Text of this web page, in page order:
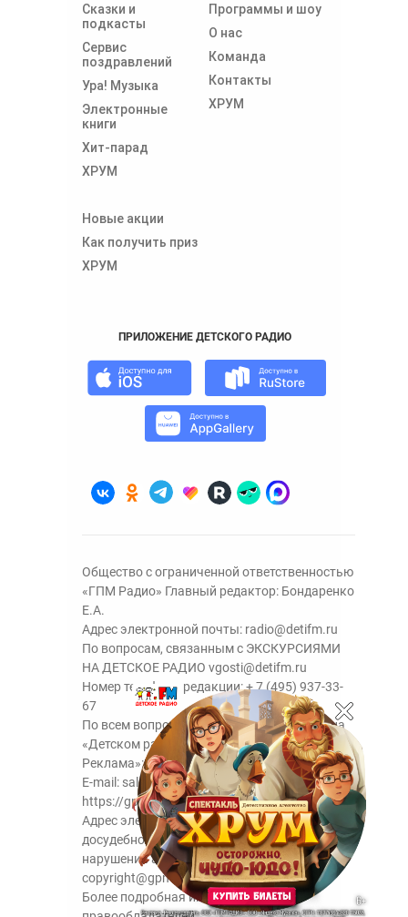
Сказки и
подкасты
Сервис
поздравлений
Ура! Музыка
Электронные
книги
Хит-парад
ХРУМ
Программы и шоу
О нас
Команда
Контакты
ХРУМ
Новые акции
Как получить приз
ХРУМ
ПРИЛОЖЕНИЕ ДЕТСКОГО РАДИО
Общество с ограниченной ответственностью
«ГПМ Радио» Главный редактор: Бондаренко
Е.А.
Адрес электронной почты: radio@detifm.ru
По вопросам, связанным с ЭКСКУРСИЯМИ
НА ДЕТСКОЕ РАДИО vgosti@detifm.ru
Номер телефона редакции:+ 7 (495) 937-33-
67
По всем вопросам размещения рекламы на
«Детском радио» - сейлз-хаус «ГПМ
Реклама»:+7 (495) 921-40-41
E-mail: sales@gazprom-media.ru
https://gpmsaleshouse.ru/
Адрес электронной почты для отправления
досудебной претензии по вопросам
нарушения авторских и смежных прав:
copyright@gpmradio.ru
Более подробная информация для